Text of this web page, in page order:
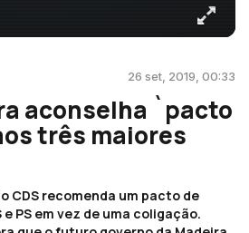
26 set, 2019, 00:33
aconselha `pacto
três maiores
CDS recomenda um pacto de
e PS em vez de uma coligação.